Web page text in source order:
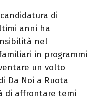
di
anni ha
nel
in programmi
un volto
Da Noi a Ruota
di affrontare temi